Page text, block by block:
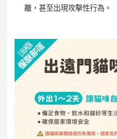
離，甚至出現攻擊性行為。